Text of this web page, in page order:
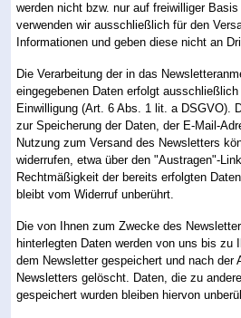
werden nicht bzw. nur auf freiwilliger
verwenden wir ausschließlich für den
Informationen und geben diese nicht an
Die Verarbeitung der in das
eingegebenen Daten erfolgt
Einwilligung (Art. 6 Abs. 1 lit. a DSGVO).
zur Speicherung der Daten, der E-Mail-
Nutzung zum Versand des Newsletters
widerrufen, etwa über den "Austragen"-
Rechtmäßigkeit der bereits erfolgten
bleibt vom Widerruf unberührt.
Die von Ihnen zum Zwecke des
hinterlegten Daten werden von uns bis zu
dem Newsletter gespeichert und nach der
Newsletters gelöscht. Daten, die zu
gespeichert wurden bleiben hiervon